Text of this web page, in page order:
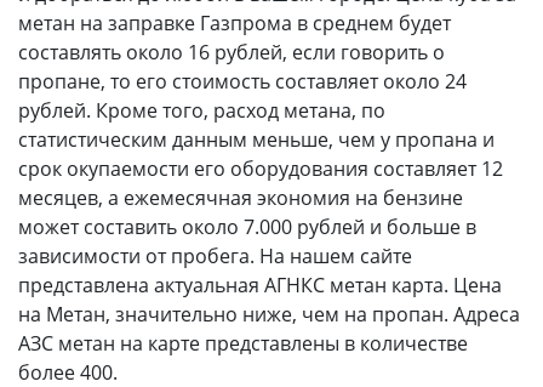
метан на заправке Газпрома в среднем будет
составлять около 16 рублей, если говорить о
пропане, то его стоимость составляет около 24
рублей. Кроме того, расход метана, по
статистическим данным меньше, чем у пропана и
срок окупаемости его оборудования составляет 12
месяцев, а ежемесячная экономия на бензине
может составить около 7.000 рублей и больше в
зависимости от пробега. На нашем сайте
представлена актуальная АГНКС метан карта. Цена
на Метан, значительно ниже, чем на пропан. Адреса
АЗС метан на карте представлены в количестве
более 400.